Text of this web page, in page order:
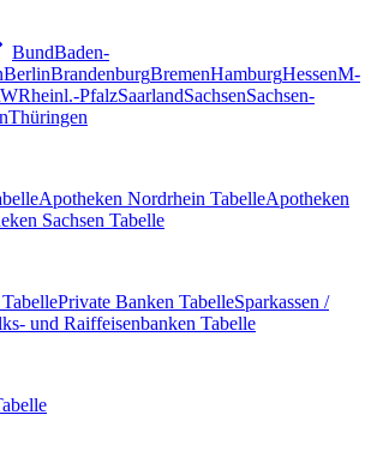
BundBaden-
BerlinBrandenburgBremenHamburgHessenM-
Rheinl.-PfalzSaarlandSachsenSachsen-
Thüringen
Apotheken Nordrhein TabelleApotheken
Sachsen Tabelle
Private Banken TabelleSparkassen /
und Raiffeisenbanken Tabelle